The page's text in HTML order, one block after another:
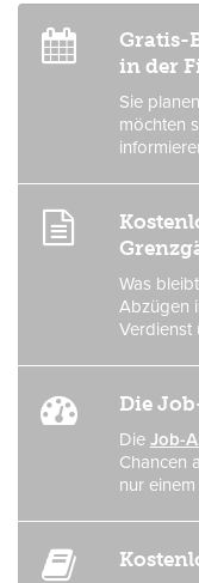
Gratis-
in der
Sie
möchten
Was
Abzügen
Verdienst
Die
Die Job-
Chancen
nur einem